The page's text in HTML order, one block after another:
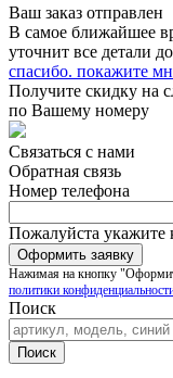
Ваш заказ отправлен
В самое ближайшее
уточнит все детали
спасибо. покажите
Получите скидку на
по Вашему номеру
Связаться с нами
Обратная связь
Номер телефона
Пожалуйста укажите
Нажимая на кнопку
политики
Поиск